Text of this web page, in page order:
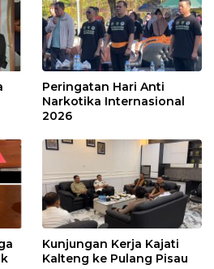
Peringatan Hari Anti
Narkotika Internasional
2026
Kunjungan Kerja Kajati
Kalteng ke Pulang Pisau